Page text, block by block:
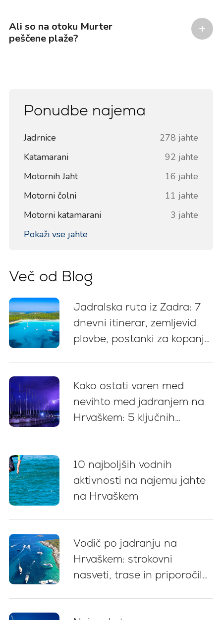
Ali so na otoku Murter
peščene plaže?
Ponudbe najema
Jadrnice
278 jahte
Katamarani
92 jahte
Motornih Jaht
16 jahte
Motorni čolni
11 jahte
Motorni katamarani
3 jahte
Pokaži vse jahte
Več od Blog
Jadralska ruta iz Zadra: 7
dnevni itinerar, zemljevid
plovbe, postanki za kopanje
Kako ostati varen med
nevihto med jadranjem na
Hrvaškem: 5 ključnih
10 najboljših vodnih
aktivnosti na najemu jahte
na Hrvaškem
Vodič po jadranju na
Hrvaškem: strokovni
nasveti, trase in priporočila